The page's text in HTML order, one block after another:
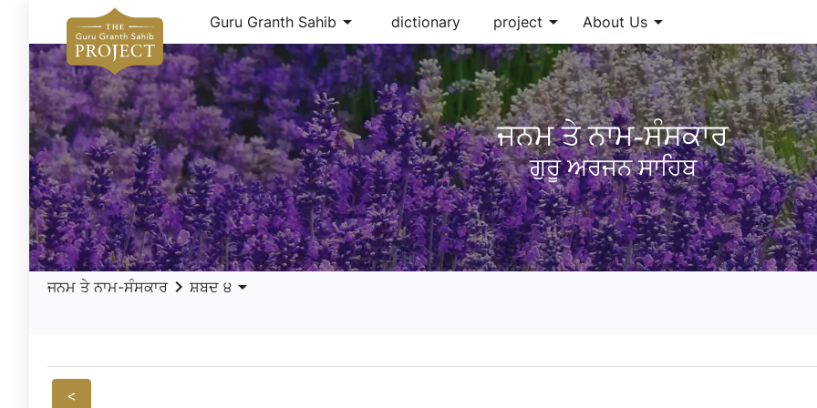
Guru Granth Sahib arrow_drop_down dictionary project arrow_drop_down About Usarrow_drop_down
ਜਨਮ ਤੇ ਨਾਮ-ਸੰਸਕਾਰ
ਗੁਰੂ ਅਰਜਨ ਸਾਹਿਬ
ਜਨਮ ਤੇ ਨਾਮ-ਸੰਸਕਾਰ keyboard_arrow_right ਸ਼ਬਦ ੪ arrow_drop_down
<